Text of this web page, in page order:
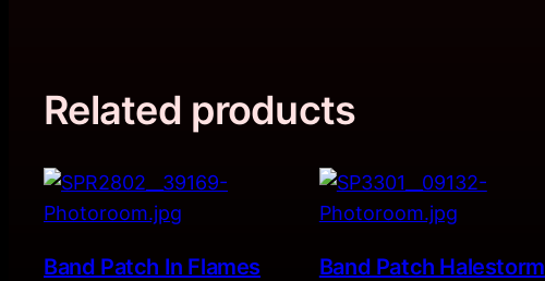
Related products
Band Patch In Flames Band Patch Halestorm